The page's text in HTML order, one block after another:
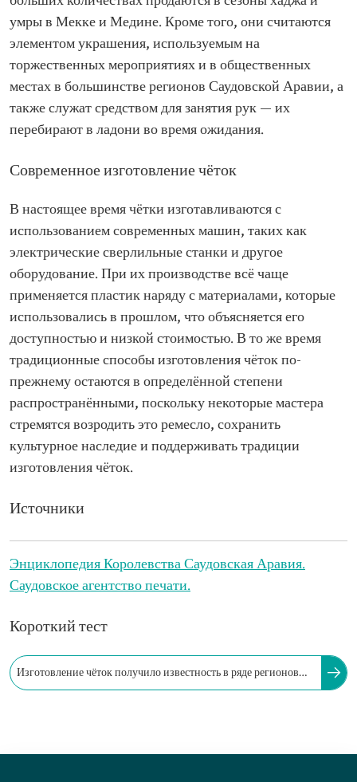
умры в Мекке и Медине. Кроме того, они считаются
элементом украшения, используемым на
торжественных мероприятиях и в общественных
местах в большинстве регионов Саудовской Аравии, а
также служат средством для занятия рук — их
перебирают в ладони во время ожидания.
Современное изготовление чёток
В настоящее время чётки изготавливаются с
использованием современных машин, таких как
электрические сверлильные станки и другое
оборудование. При их производстве всё чаще
применяется пластик наряду с материалами, которые
использовались в прошлом, что объясняется его
доступностью и низкой стоимостью. В то же время
традиционные способы изготовления чёток по-
прежнему остаются в определённой степени
распространёнными, поскольку некоторые мастера
стремятся возродить это ремесло, сохранить
культурное наследие и поддерживать традиции
изготовления чёток.
Источники
Энциклопедия Королевства Саудовская Аравия.
Саудовское агентство печати.
Короткий тест
Изготовление чёток получило известность в ряде регионов